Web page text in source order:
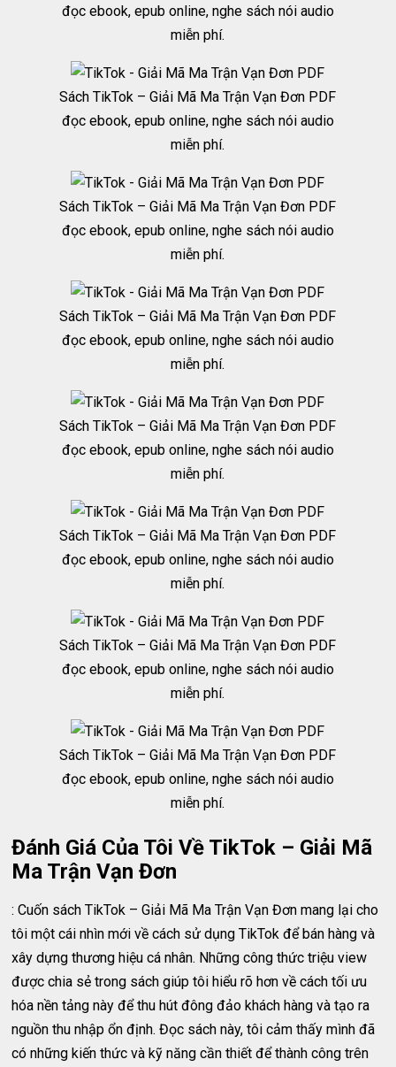
đọc ebook, epub online, nghe sách nói audio
miễn phí.
Sách TikTok – Giải Mã Ma Trận Vạn Đơn PDF
đọc ebook, epub online, nghe sách nói audio
miễn phí.
Sách TikTok – Giải Mã Ma Trận Vạn Đơn PDF
đọc ebook, epub online, nghe sách nói audio
miễn phí.
Sách TikTok – Giải Mã Ma Trận Vạn Đơn PDF
đọc ebook, epub online, nghe sách nói audio
miễn phí.
Sách TikTok – Giải Mã Ma Trận Vạn Đơn PDF
đọc ebook, epub online, nghe sách nói audio
miễn phí.
Sách TikTok – Giải Mã Ma Trận Vạn Đơn PDF
đọc ebook, epub online, nghe sách nói audio
miễn phí.
Sách TikTok – Giải Mã Ma Trận Vạn Đơn PDF
đọc ebook, epub online, nghe sách nói audio
miễn phí.
Sách TikTok – Giải Mã Ma Trận Vạn Đơn PDF
đọc ebook, epub online, nghe sách nói audio
miễn phí.
Đánh Giá Của Tôi Về TikTok – Giải Mã
Ma Trận Vạn Đơn
: Cuốn sách TikTok – Giải Mã Ma Trận Vạn Đơn mang lại cho
tôi một cái nhìn mới về cách sử dụng TikTok để bán hàng và
xây dựng thương hiệu cá nhân. Những công thức triệu view
được chia sẻ trong sách giúp tôi hiểu rõ hơn về cách tối ưu
hóa nền tảng này để thu hút đông đảo khách hàng và tạo ra
nguồn thu nhập ổn định. Đọc sách này, tôi cảm thấy mình đã
có những kiến thức và kỹ năng cần thiết để thành công trên